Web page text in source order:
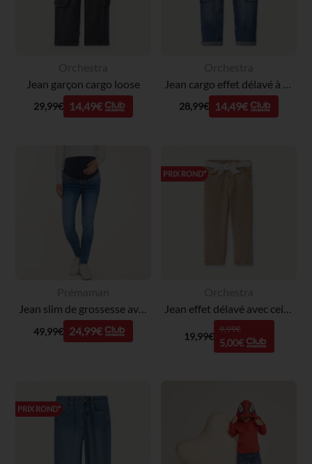
Jean garçon cargo loose
29,99€ 14,49€ 28,99€ 14,49€
Jean slim de grossesse avec bandeau haut
49,99€ 24,99€
PRIX ROND*
Jean effet délavé avec ceinture à nouer pour bébé fille
19,99€
9,99€
5,00€
PRIX ROND*